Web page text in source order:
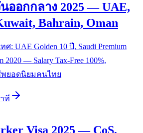
ออกกลาง 2025 — UAE,
Bahrain, Oman
ศ: UAE Golden 10 ปี, Saudi Premium
2020 — Salary Tax-Free 100%,
ยอดนิยมคนไทย
ที
Visa 2025 — CoS,